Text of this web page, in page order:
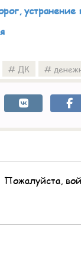
устранение
ДК
Пожалуйста,